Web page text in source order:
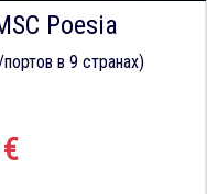
Poesia
в 9 странах)